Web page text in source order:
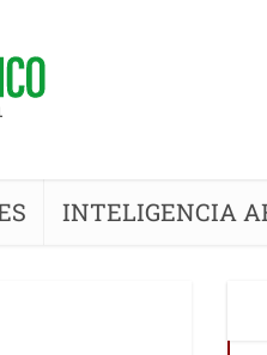
INTELIGENCIA